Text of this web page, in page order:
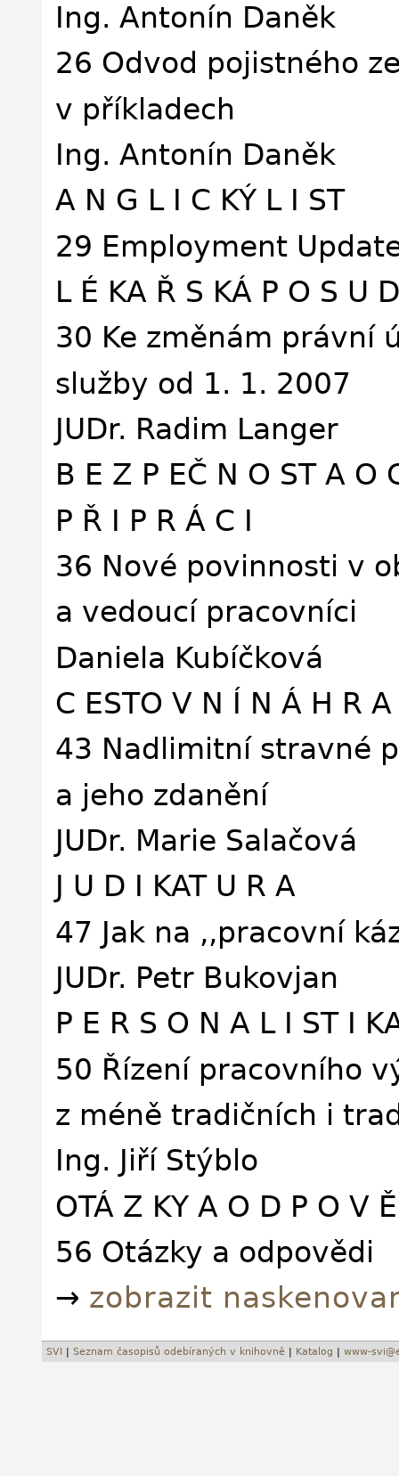
Ing. Antonín Daněk
26 Odvod pojistného
v příkladech
Ing. Antonín Daněk
A N G L I C KÝ L I ST
29 Employment
L É KA Ř S KÁ P O S U
30 Ke změnám právní
služby od 1. 1. 2007
JUDr. Radim Langer
B E Z P EČ N O ST A O
P Ř I P R Á C I
36 Nové povinnosti v
a vedoucí pracovníci
Daniela Kubíčková
C ESTO V N Í N Á H R A
43 Nadlimitní stravné
a jeho zdanění
JUDr. Marie Salačová
J U D I KAT U R A
47 Jak na ,,pracovní
JUDr. Petr Bukovjan
P E R S O N A L I ST I
50 Řízení pracovního
z méně tradičních i
Ing. Jiří Stýblo
OTÁ Z KY A O D P O V
56 Otázky a odpovědi
→ zobrazit
SVI| Seznam časopisů odebíraných v knihovně| Katalog | www-